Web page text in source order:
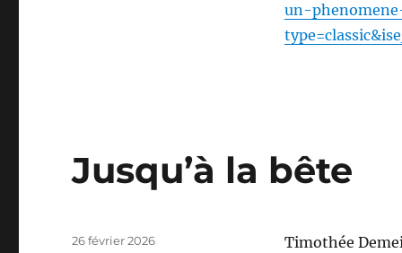
un-
Jusqu’à la bête
Timothée
Publié
26 février 2026